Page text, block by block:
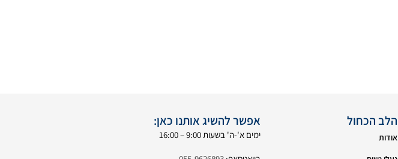
הלב הכחול
אודות
אפשר להשיג אותנו כאן:
ימים א'-ה' בשעות 9:00 – 16:00